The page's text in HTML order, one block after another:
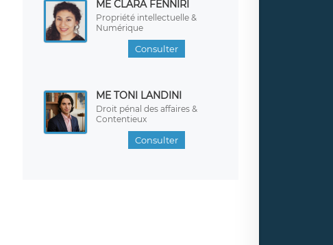
ME CLARA FENNIRI
Propriété intellectuelle &
Numérique
Consulter
ME TONI LANDINI
Droit pénal des affaires &
Contentieux
Consulter